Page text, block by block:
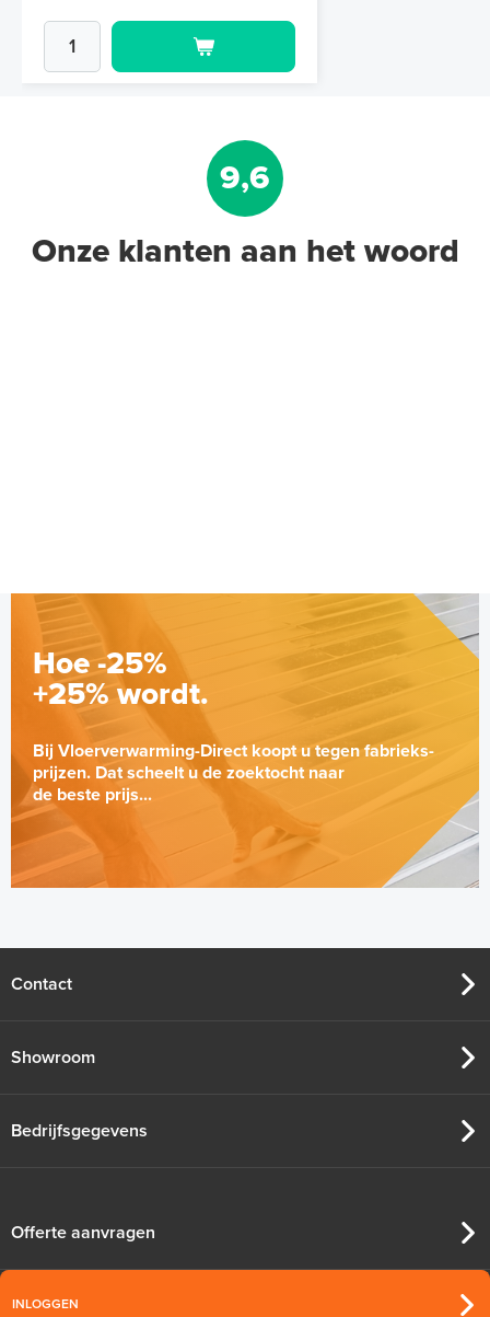
9,6
Onze klanten aan het woord
Hoe -25%
+25% wordt.
Bij Vloerverwarming-Direct koopt u tegen fabrieks-
prijzen. Dat scheelt u de zoektocht naar
de beste prijs...
Contact
Showroom
Bedrijfsgegevens
Offerte aanvragen
INLOGGEN